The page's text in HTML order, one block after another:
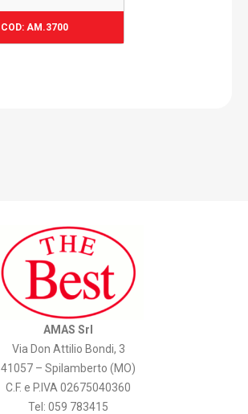
COD: AM.3700
AMAS Srl
Via Don Attilio Bondi, 3
41057 – Spilamberto (MO)
C.F. e P.IVA 02675040360
Tel: 059 783415